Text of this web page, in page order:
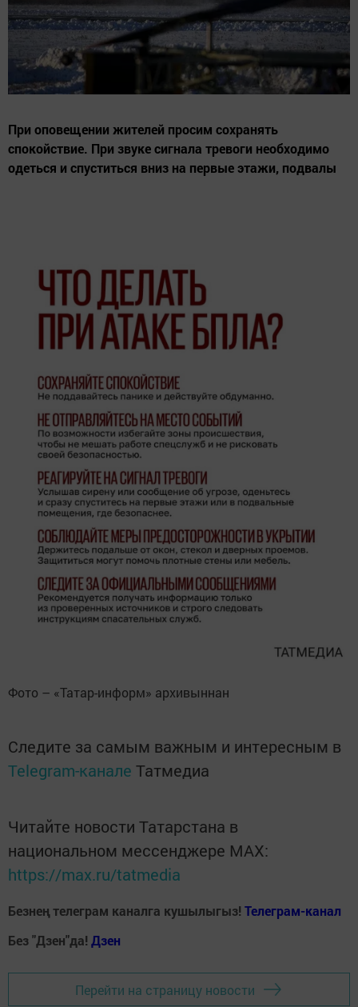
При оповещении жителей просим сохранять
спокойствие. При звуке сигнала тревоги необходимо
одеться и спуститься вниз на первые этажи, подвалы
Фото – «Татар-информ» архивыннан
Следите за самым важным и интересным в
Telegram-канале Татмедиа
Читайте новости Татарстана в
национальном мессенджере MАХ:
https://max.ru/tatmedia
Безнең телеграм каналга кушылыгыз! Телеграм-канал
Без "Дзен"да! Дзен
Перейти на страницу новости